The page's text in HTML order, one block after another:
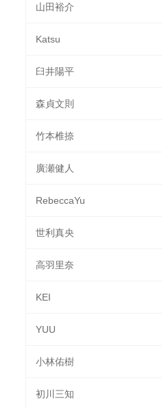
山田裕介
Katsu
臼井陽平
森貞文則
竹本椎捺
廣瀬健人
RebeccaYu
世利真央
高羽里奈
KEI
YUU
小林佑樹
初川三知